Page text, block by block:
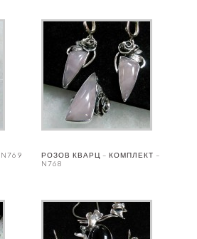
РОЗОВ КВАРЦ – КОМПЛЕКТ –
N768